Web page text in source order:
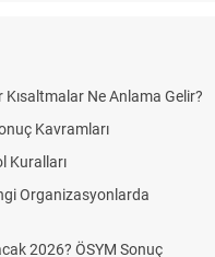
Ne Anlama Gelir?
Kavramları
Kuralları
Organizasyonlarda
2026? ÖSYM Sonuç